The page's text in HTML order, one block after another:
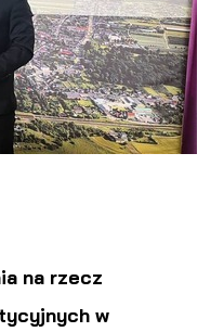
na rzecz
w